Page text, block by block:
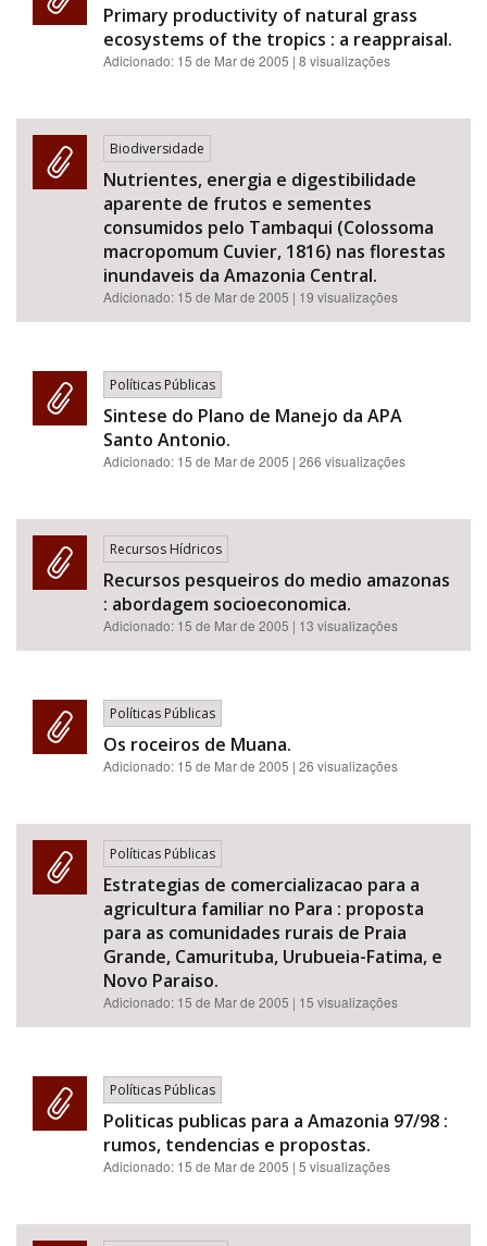
Primary productivity of natural grass
ecosystems of the tropics : a reappraisal.
Adicionado: 15 de Mar de 2005 | 8 visualizações
Biodiversidade
Nutrientes, energia e digestibilidade
aparente de frutos e sementes
consumidos pelo Tambaqui (Colossoma
macropomum Cuvier, 1816) nas florestas
inundaveis da Amazonia Central.
Adicionado: 15 de Mar de 2005 | 19 visualizações
Políticas Públicas
Sintese do Plano de Manejo da APA
Santo Antonio.
Adicionado: 15 de Mar de 2005 | 266 visualizações
Recursos Hídricos
Recursos pesqueiros do medio amazonas
: abordagem socioeconomica.
Adicionado: 15 de Mar de 2005 | 13 visualizações
Políticas Públicas
Os roceiros de Muana.
Adicionado: 15 de Mar de 2005 | 26 visualizações
Políticas Públicas
Estrategias de comercializacao para a
agricultura familiar no Para : proposta
para as comunidades rurais de Praia
Grande, Camurituba, Urubueia-Fatima, e
Novo Paraiso.
Adicionado: 15 de Mar de 2005 | 15 visualizações
Políticas Públicas
Politicas publicas para a Amazonia 97/98 :
rumos, tendencias e propostas.
Adicionado: 15 de Mar de 2005 | 5 visualizações